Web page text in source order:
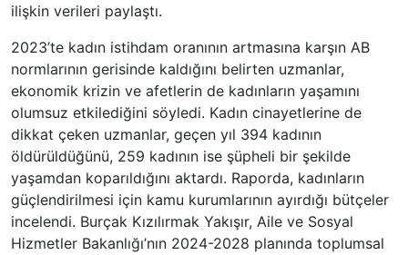
ilişkin verileri paylaştı.
2023’te kadın istihdam oranının artmasına karşın AB
normlarının gerisinde kaldığını belirten uzmanlar,
ekonomik krizin ve afetlerin de kadınların yaşamını
olumsuz etkilediğini söyledi. Kadın cinayetlerine de
dikkat çeken uzmanlar, geçen yıl 394 kadının
öldürüldüğünü, 259 kadının ise şüpheli bir şekilde
yaşamdan koparıldığını aktardı. Raporda, kadınların
güçlendirilmesi için kamu kurumlarının ayırdığı bütçeler
incelendi. Burçak Kızılırmak Yakışır, Aile ve Sosyal
Hizmetler Bakanlığı’nın 2024-2028 planında toplumsal